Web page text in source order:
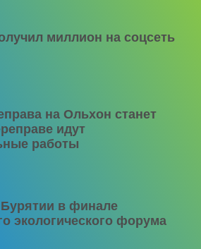
миллион на соцсеть
на Ольхон станет
идут
работы
в финале
экологического форума